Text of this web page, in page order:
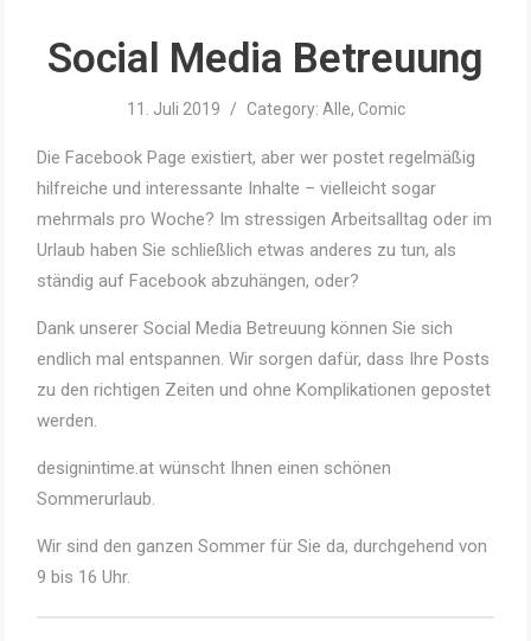
Social Media Betreuung
11. Juli 2019 / Category: Alle, Comic
Die Facebook Page existiert, aber wer postet regelmäßig
hilfreiche und interessante Inhalte – vielleicht sogar
mehrmals pro Woche? Im stressigen Arbeitsalltag oder im
Urlaub haben Sie schließlich etwas anderes zu tun, als
ständig auf Facebook abzuhängen, oder?
Dank unserer Social Media Betreuung können Sie sich
endlich mal entspannen. Wir sorgen dafür, dass Ihre Posts
zu den richtigen Zeiten und ohne Komplikationen gepostet
werden.
designintime.at wünscht Ihnen einen schönen
Sommerurlaub.
Wir sind den ganzen Sommer für Sie da, durchgehend von
9 bis 16 Uhr.